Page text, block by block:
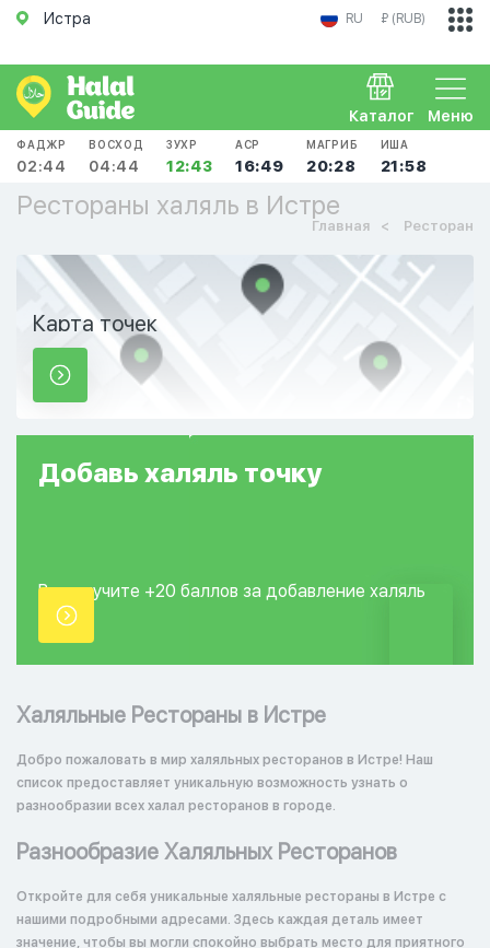
Истра RU ₽ (RUB)
Меню
Каталог
ФАДЖР
02:44
ВОСХОД
04:44
ЗУХР
12:43
АСР
16:49
МАГРИБ
20:28
ИША
21:58
Рестораны халяль в Истре
Главная Ресторан
Карта точек
Добавь халяль точку
Вы получите +20 баллов за добавление халяль
точки.
Халяльные Рестораны в Истре
Добро пожаловать в мир халяльных ресторанов в Истре! Наш
список предоставляет уникальную возможность узнать о
разнообразии всех халал ресторанов в городе.
Разнообразие Халяльных Ресторанов
Откройте для себя уникальные халяльные рестораны в Истре с
нашими подробными адресами. Здесь каждая деталь имеет
значение, чтобы вы могли спокойно выбрать место для приятного